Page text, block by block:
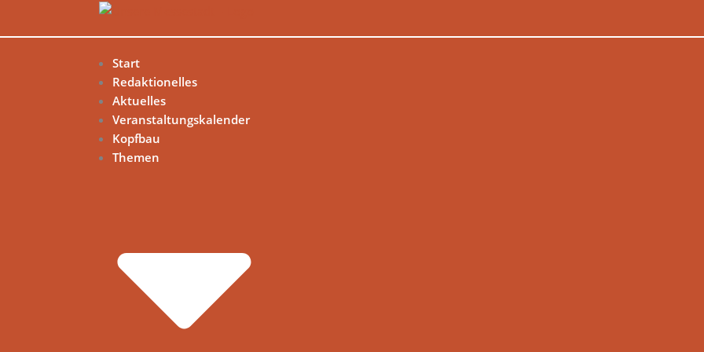
Start
Redaktionelles
Aktuelles
Veranstaltungskalender
Kopfbau
Themen